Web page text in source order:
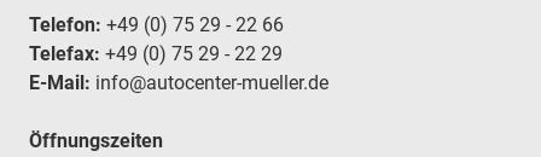
Telefon: +49 (0) 75 29 - 22 66
Telefax: +49 (0) 75 29 - 22 29
E-Mail: info@autocenter-mueller.de
Öffnungszeiten